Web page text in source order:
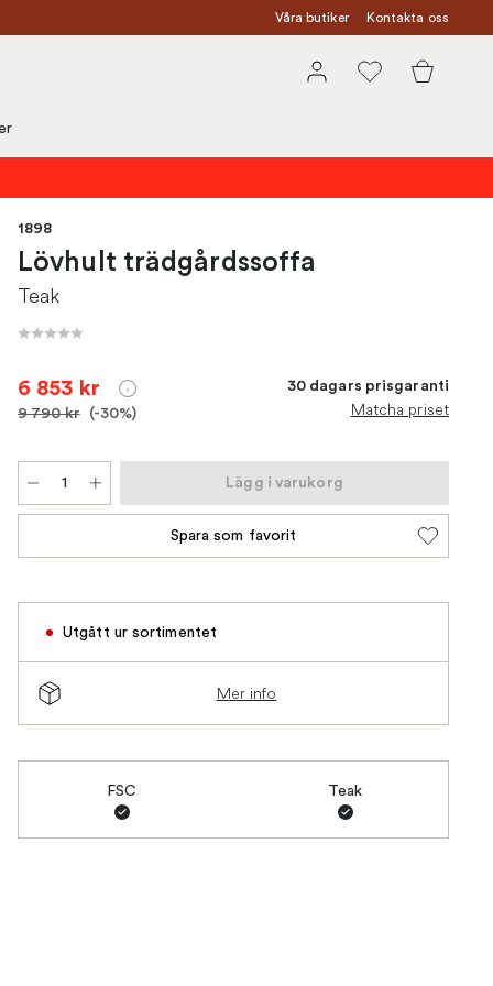
Våra butiker Kontakta oss
1898
Lövhult trädgårdssoffa
Teak
6 853 kr
9 790 kr (-30%)
30 dagars prisgaranti
Matcha priset
Lägg i varukorg
Spara som favorit
Utgått ur sortimentet
Mer info
FSC Teak